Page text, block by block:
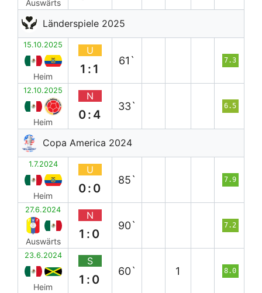
Auswärts
Länderspiele 2025
15.10.2025
Heim
U
1:1
61` 7.3
12.10.2025
Heim
N
0:4
33` 6.5
Copa America 2024
1.7.2024
Heim
U
0:0
85` 7.9
27.6.2024
Auswärts
N
1:0
90` 7.2
23.6.2024
Heim
S
1:0
60` 1 8.0